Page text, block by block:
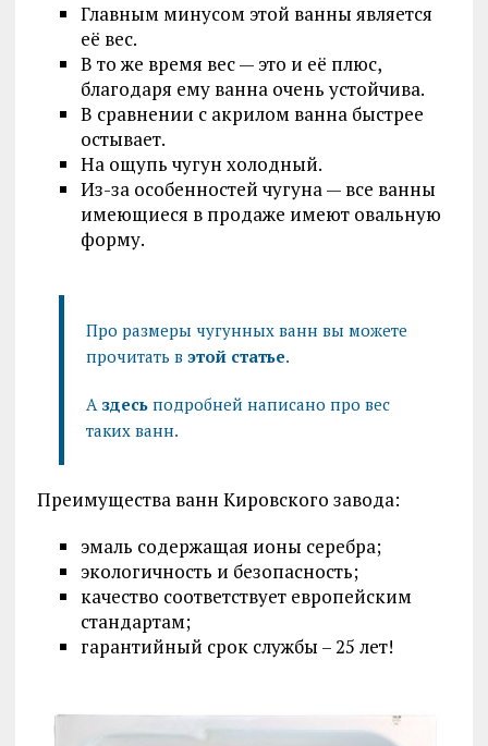
Главным минусом этой ванны является
её вес.
В то же время вес — это и её плюс,
благодаря ему ванна очень устойчива.
В сравнении с акрилом ванна быстрее
остывает.
На ощупь чугун холодный.
Из-за особенностей чугуна — все ванны
имеющиеся в продаже имеют овальную
форму.
Про размеры чугунных ванн вы можете
прочитать в этой статье.
А здесьподробней написано про вес
таких ванн.
Преимущества ванн Кировского завода:
эмаль содержащая ионы серебра;
экологичность и безопасность;
качество соответствует европейским
стандартам;
гарантийный срок службы – 25 лет!